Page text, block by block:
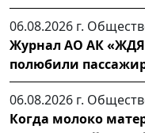
06.08.2026 г.
Журнал АО АК
полюбили
06.08.2026 г.
Когда молоко